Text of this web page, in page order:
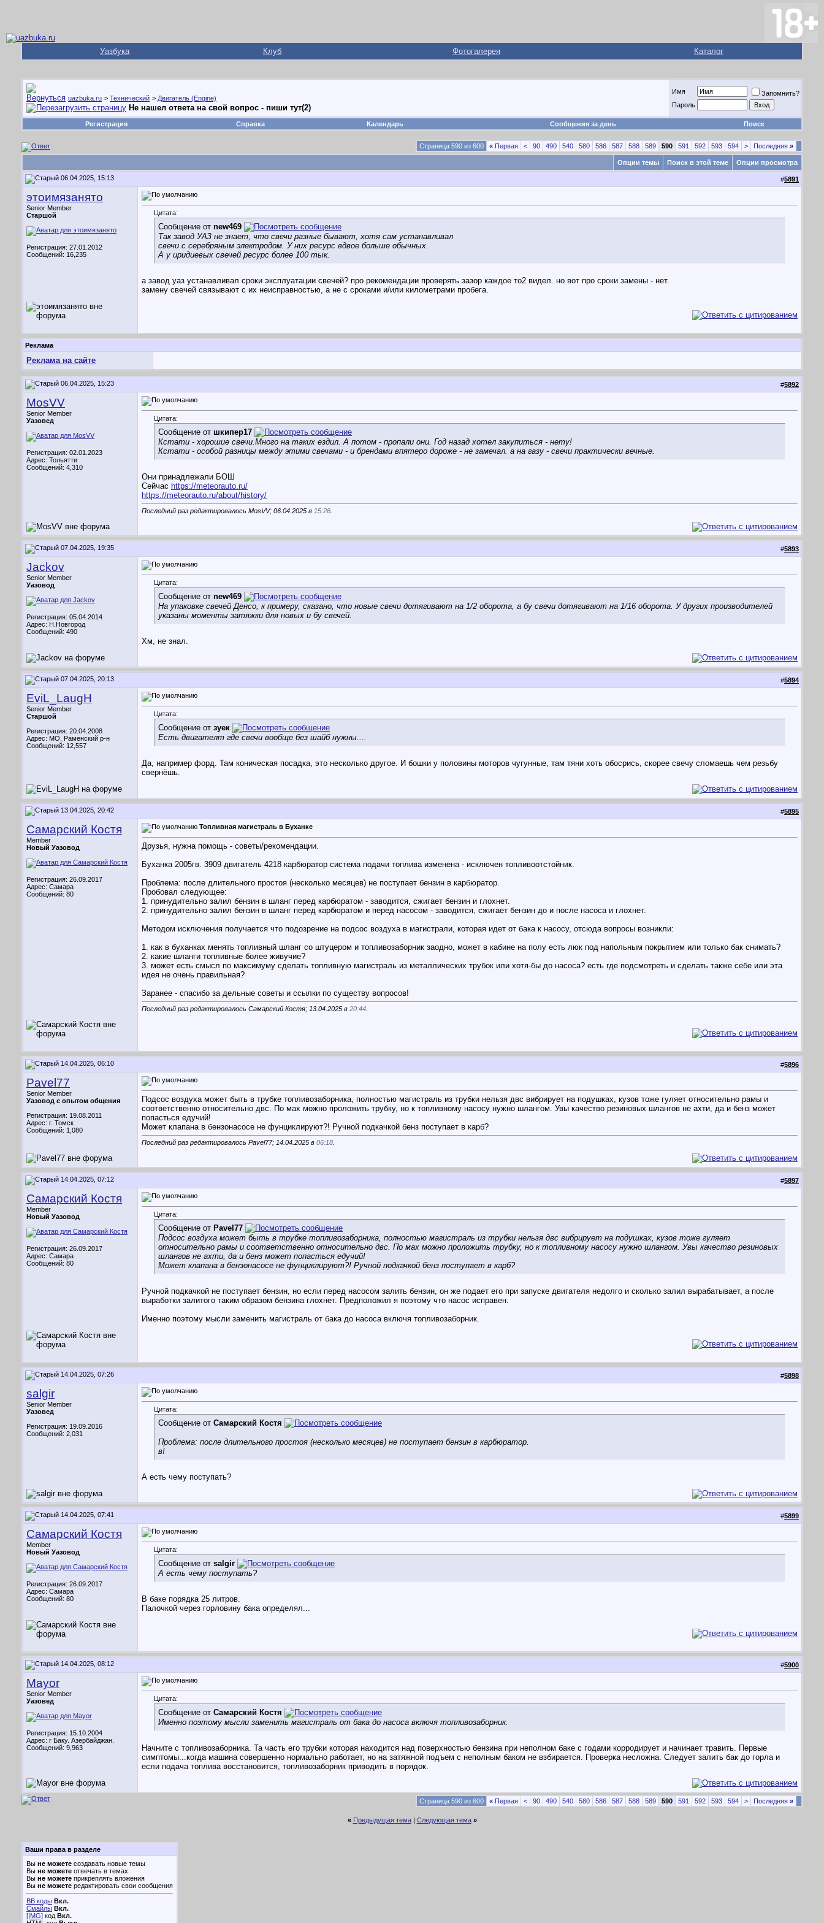
Уазбука Клуб Фотогалерея Каталог
uazbuka.ru > Технический > Двигатель (Engine)
Не нашел ответа на свой вопрос - пиши тут(2)
Имя
Запомнить?
Пароль
Регистрация Справка Календарь Сообщения за день Поиск
Страница 590 из 600 « Первая < 90 490 540 580 586 587 588 589 590 591 592 593 594 > Последняя »
Опции темы Поиск в этой теме Опции просмотра
06.04.2025, 15:13 #5891
этоимязанято
Senior Member
Старшой
Регистрация: 27.01.2012
Сообщений: 16,235
Цитата:
Сообщение от new469
Так завод УАЗ не знает, что свечи разные бывают, хотя сам устанавливал
свечи с серебряным электродом. У них ресурс вдвое больше обычных.
А у иридиевых свечей ресурс более 100 тык.
а завод уаз устанавливал сроки эксплуатации свечей? про рекомендации проверять зазор каждое то2 видел. но вот про сроки замены - нет.
замену свечей связывают с их неисправностью, а не с сроками и/или километрами пробега.
Реклама
Реклама на сайте
06.04.2025, 15:23 #5892
MosVV
Senior Member
Уазовед
Регистрация: 02.01.2023
Адрес: Тольятти
Сообщений: 4,310
Цитата:
Сообщение от шкипер17
Кстати - хорошие свечи.Много на таких ездил. А потом - пропали они. Год назад хотел закупиться - нету!
Кстати - особой разницы между этими свечами - и брендами впятеро дороже - не замечал. а на газу - свечи практически вечные.
Они принадлежали БОШ
Сейчас https://meteorauto.ru/
https://meteorauto.ru/about/history/
Последний раз редактировалось MosVV; 06.04.2025 в 15:26
07.04.2025, 19:35 #5893
Jackov
Senior Member
Уазовод
Регистрация: 05.04.2014
Адрес: Н.Новгород
Сообщений: 490
Цитата:
Сообщение от new469
На упаковке свечей Денсо, к примеру, сказано, что новые свечи дотягивают на 1/2 оборота, а бу свечи дотягивают на 1/16 оборота. У других производителей
указаны моменты затяжки для новых и бу свечей.
Хм, не знал.
07.04.2025, 20:13 #5894
EviL_LaugH
Senior Member
Старшой
Регистрация: 20.04.2008
Адрес: МО, Раменский р-н
Сообщений: 12,557
Цитата:
Сообщение от зуек
Есть двигателт где свечи вообще без шайб нужны....
Да, например форд. Там коническая посадка, это несколько другое. И бошки у половины моторов чугунные, там тяни хоть обосрись, скорее свечу сломаешь чем резьбу
свернёшь.
13.04.2025, 20:42 #5895
Самарский Костя
Member
Новый Уазовод
Регистрация: 26.09.2017
Адрес: Самара
Сообщений: 80
Топливная магистраль в Буханке
Друзья, нужна помощь - советы/рекомендации.
Буханка 2005гв. 3909 двигатель 4218 карбюратор система подачи топлива изменена - исключен топливоотстойник.
Проблема: после длительного простоя (несколько месяцев) не поступает бензин в карбюратор.
Пробовал следующее:
1. принудительно залил бензин в шланг перед карбюратом - заводится, сжигает бензин и глохнет.
2. принудительно залил бензин в шланг перед карбюратом и перед насосом - заводится, сжигает бензин до и после насоса и глохнет.
Методом исключения получается что подозрение на подсос воздуха в магистрали, которая идет от бака к насосу, отсюда вопросы возникли:
1. как в буханках менять топливный шланг со штуцером и топливозаборник заодно, может в кабине на полу есть люк под напольным покрытием или только бак снимать?
2. какие шланги топливные более живучие?
3. может есть смысл по максимуму сделать топливную магистраль из металлических трубок или хотя-бы до насоса? есть где подсмотреть и сделать также себе или эта
идея не очень правильная?
Заранее - спасибо за дельные советы и ссылки по существу вопросов!
Последний раз редактировалось Самарский Костя; 13.04.2025 в 20:44
14.04.2025, 06:10 #5896
Pavel77
Senior Member
Уазовод с опытом общения
Регистрация: 19.08.2011
Адрес: г. Томск
Сообщений: 1,080
Подсос воздуха может быть в трубке топливозаборника, полностью магистраль из трубки нельзя двс вибрирует на подушках, кузов тоже гуляет относительно рамы и
соответственно относительно двс. По мах можно проложить трубку, но к топливному насосу нужно шлангом. Увы качество резиновых шлангов не ахти, да и бенз может
попасться едучий!
Может клапана в бензонасосе не фунциклируют?! Ручной подкачкой бенз поступает в карб?
Последний раз редактировалось Pavel77; 14.04.2025 в 06:18
14.04.2025, 07:12 #5897
Самарский Костя
Member
Новый Уазовод
Регистрация: 26.09.2017
Адрес: Самара
Сообщений: 80
Цитата:
Сообщение от Pavel77
Подсос воздуха может быть в трубке топливозаборника, полностью магистраль из трубки нельзя двс вибрирует на подушках, кузов тоже гуляет
относительно рамы и соответственно относительно двс. По мах можно проложить трубку, но к топливному насосу нужно шлангом. Увы качество резиновых
шлангов не ахти, да и бенз может попасться едучий!
Может клапана в бензонасосе не фунциклируют?! Ручной подкачкой бенз поступает в карб?
Ручной подкачкой не поступает бензин, но если перед насосом залить бензин, он же подает его при запуске двигателя недолго и сколько залил вырабатывает, а после
выработки залитого таким образом бензина глохнет. Предположил я поэтому что насос исправен.
Именно поэтому мысли заменить магистраль от бака до насоса включя топливозаборник.
14.04.2025, 07:26 #5898
salgir
Senior Member
Уазовед
Регистрация: 19.09.2016
Сообщений: 2,031
Цитата:
Сообщение от Самарский Костя
Проблема: после длительного простоя (несколько месяцев) не поступает бензин в карбюратор.
в!
А есть чему поступать?
14.04.2025, 07:41 #5899
Самарский Костя
Member
Новый Уазовод
Регистрация: 26.09.2017
Адрес: Самара
Сообщений: 80
Цитата:
Сообщение от salgir
А есть чему поступать?
В баке порядка 25 литров.
Палочкой через горловину бака определял...
14.04.2025, 08:12 #5900
Mayor
Senior Member
Уазовед
Регистрация: 15.10.2004
Адрес: г Баку. Азербайджан.
Сообщений: 9,963
Цитата:
Сообщение от Самарский Костя
Именно поэтому мысли заменить магистраль от бака до насоса включя топливозаборник.
Начните с топливозаборника. Та часть его трубки которая находится над поверхностью бензина при неполном баке с годами корродирует и начинает травить. Первые
симптомы...когда машина совершенно нормально работает, но на затяжной подъем с неполным баком не взбирается. Проверка несложна. Следует залить бак до горла и
если подача топлива восстановится, топливозаборник приводить в порядок.
Страница 590 из 600 « Первая < 90 490 540 580 586 587 588 589 590 591 592 593 594 > Последняя »
« Предыдущая тема| Следующая тема »
Ваши права в разделе
Вы не можете создавать новые темы
Вы не можете отвечать в темах
Вы не можете прикреплять вложения
Вы не можете редактировать свои сообщения
BB коды Вкл.
Смайлы Вкл.
[IMG] код Вкл.